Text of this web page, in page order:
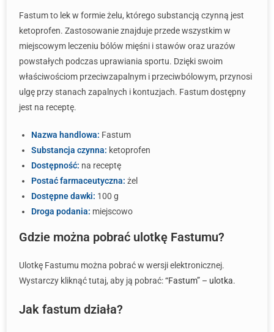
Fastum to lek w formie żelu, którego substancją czynną jest
ketoprofen. Zastosowanie znajduje przede wszystkim w
miejscowym leczeniu bólów mięśni i stawów oraz urazów
powstałych podczas uprawiania sportu. Dzięki swoim
właściwościom przeciwzapalnym i przeciwbólowym, przynosi
ulgę przy stanach zapalnych i kontuzjach. Fastum dostępny
jest na receptę.
Nazwa handlowa: Fastum
Substancja czynna: ketoprofen
Dostępność: na receptę
Postać farmaceutyczna: żel
Dostępne dawki: 100 g
Droga podania: miejscowo
Gdzie można pobrać ulotkę Fastumu?
Ulotkę Fastumu można pobrać w wersji elektronicznej.
Wystarczy kliknąć tutaj, aby ją pobrać:“Fastum” – ulotka.
Jak fastum działa?